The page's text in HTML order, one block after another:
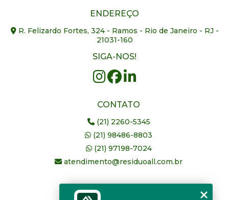
ENDEREÇO
R. Felizardo Fortes, 324 - Ramos - Rio de Janeiro - RJ -
21031-160
SIGA-NOS!
CONTATO
(21) 2260-5345
(21) 98486-8803
(21) 97198-7024
atendimento@residuoall.com.br